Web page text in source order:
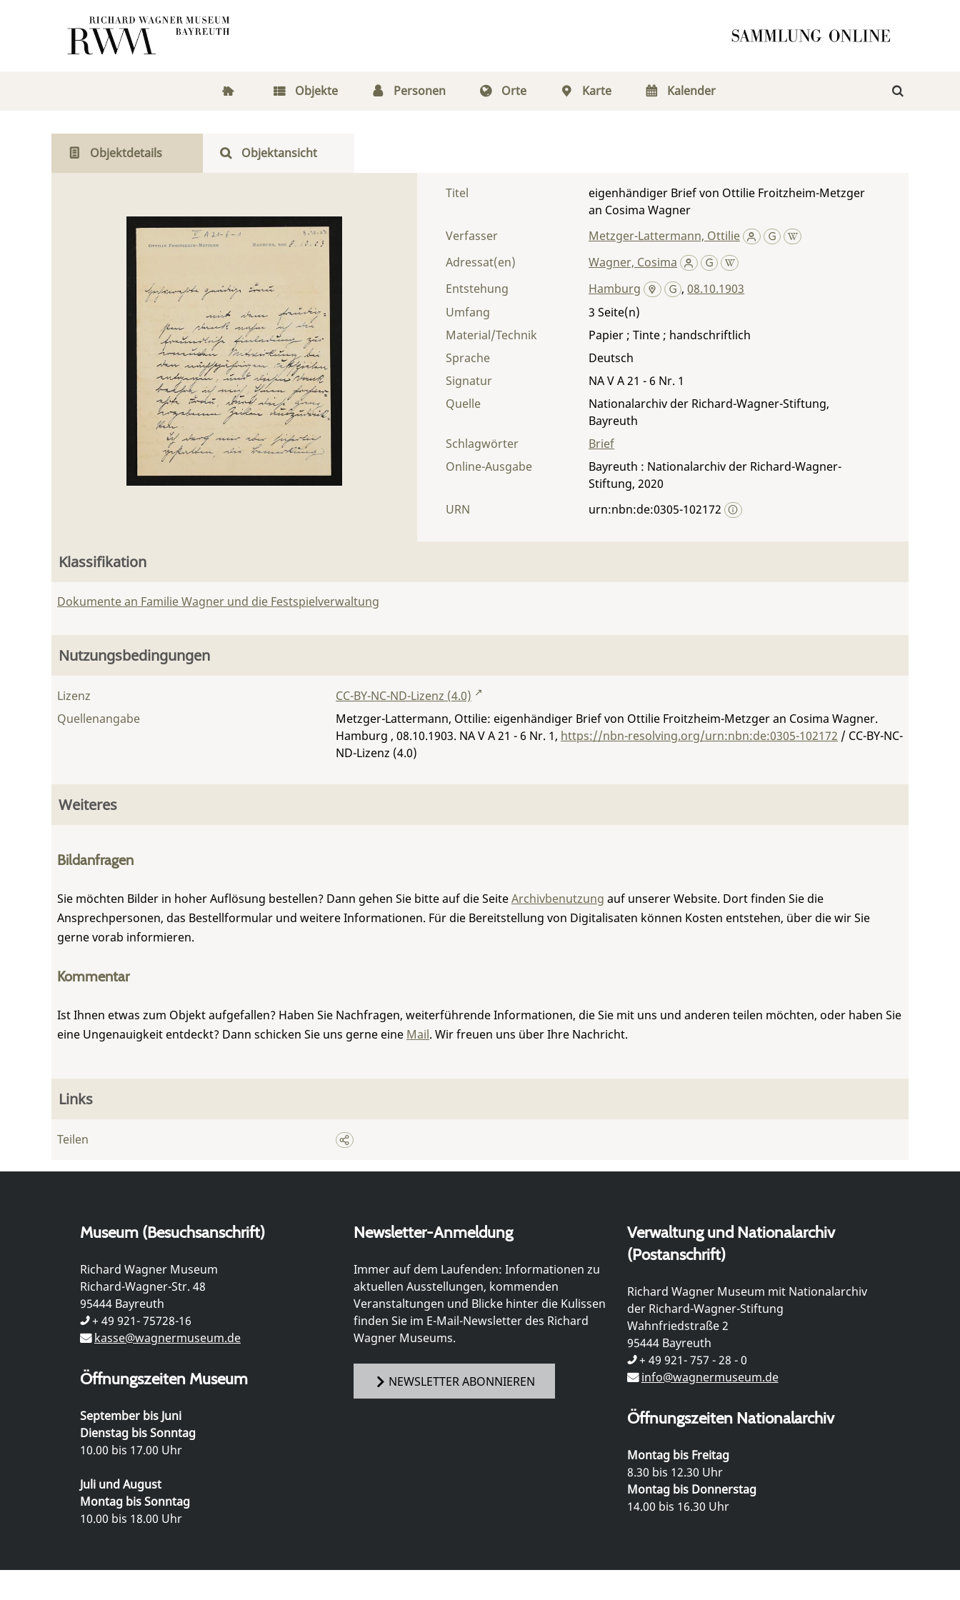
Objekte Personen Orte Karte Kalender
Objektdetails Objektansicht
Titel
eigenhändiger Brief von Ottilie Froitzheim-Metzger
an Cosima Wagner
Verfasser
Metzger-Lattermann, Ottilie
Adressat(en)
Wagner, Cosima
Entstehung
Hamburg ,08.10.1903
Umfang
3
Material/Technik
Papier ; Tinte ; handschriftlich
Sprache
Deutsch
Signatur
NA V A 21 - 6 Nr. 1
Quelle
Nationalarchiv der Richard-Wagner-Stiftung,
Bayreuth
Schlagwörter
Brief
Online-Ausgabe
Bayreuth : Nationalarchiv der Richard-Wagner-
Stiftung, 2020
URN
urn:nbn:de:0305-102172
Klassifikation
Dokumente an Familie Wagner und die Festspielverwaltung
Nutzungsbedingungen
Lizenz
CC-BY-NC-ND-Lizenz (4.0)
Quellenangabe
Metzger-Lattermann, Ottilie: eigenhändiger Brief von Ottilie Froitzheim-Metzger an Cosima Wagner.
Hamburg , 08.10.1903. NA V A 21 - 6 Nr. 1, https://nbn-resolving.org/urn:nbn:de:0305-102172 / CC-BY-NC-
ND-Lizenz (4.0)
Weiteres
Bildanfragen
Sie möchten Bilder in hoher Auflösung bestellen? Dann gehen Sie bitte auf die SeiteArchivbenutzung auf unserer Website. Dort finden Sie die
Ansprechpersonen, das Bestellformular und weitere Informationen. Für die Bereitstellung von Digitalisaten können Kosten entstehen, über die wir Sie
gerne vorab informieren.
Kommentar
Ist Ihnen etwas zum Objekt aufgefallen? Haben Sie Nachfragen, weiterführende Informationen, die Sie mit uns und anderen teilen möchten, oder haben Sie
eine Ungenauigkeit entdeckt? Dann schicken Sie uns gerne eine Mail. Wir freuen uns über Ihre Nachricht.
Links
Teilen
Museum (Besuchsanschrift)
Richard Wagner Museum
Richard-Wagner-Str. 48
95444 Bayreuth
+ 49 921- 75728-16
kasse@wagnermuseum.de
Öffnungszeiten Museum
September bis Juni
Dienstag bis Sonntag
10.00 bis 17.00 Uhr
Juli und August
Montag bis Sonntag
10.00 bis 18.00 Uhr
Newsletter-Anmeldung
Immer auf dem Laufenden: Informationen zu
aktuellen Ausstellungen, kommenden
Veranstaltungen und Blicke hinter die Kulissen
finden Sie im E-Mail-Newsletter des Richard
Wagner Museums.
NEWSLETTER ABONNIEREN
Verwaltung und Nationalarchiv
(Postanschrift)
Richard Wagner Museum mit Nationalarchiv
der Richard-Wagner-Stiftung
Wahnfriedstraße 2
95444 Bayreuth
+ 49 921- 757 - 28 - 0
info@wagnermuseum.de
Öffnungszeiten Nationalarchiv
Montag bis Freitag
8.30 bis 12.30 Uhr
Montag bis Donnerstag
14.00 bis 16.30 Uhr